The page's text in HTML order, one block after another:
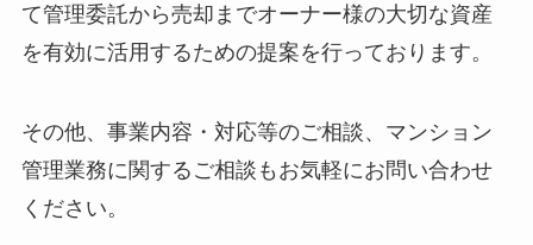
て管理委託から売却までオーナー様の大切な資産
を有効に活用するための提案を行っております。
その他、事業内容・対応等のご相談、マンション
管理業務に関するご相談もお気軽にお問い合わせ
ください。